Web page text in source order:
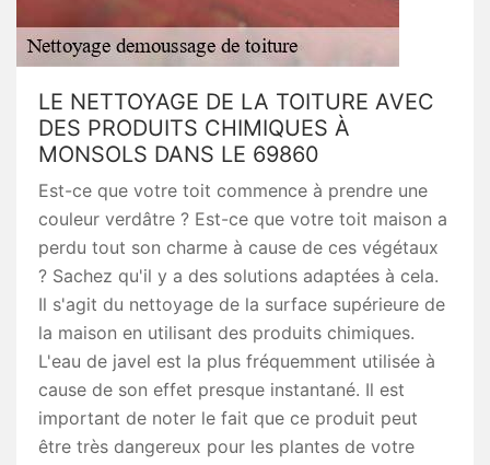
LE NETTOYAGE DE LA TOITURE AVEC
DES PRODUITS CHIMIQUES À
MONSOLS DANS LE 69860
Est-ce que votre toit commence à prendre une
couleur verdâtre ? Est-ce que votre toit maison a
perdu tout son charme à cause de ces végétaux
? Sachez qu'il y a des solutions adaptées à cela.
Il s'agit du nettoyage de la surface supérieure de
la maison en utilisant des produits chimiques.
L'eau de javel est la plus fréquemment utilisée à
cause de son effet presque instantané. Il est
important de noter le fait que ce produit peut
être très dangereux pour les plantes de votre